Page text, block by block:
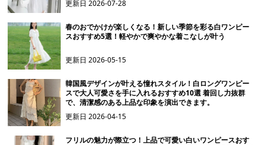
更新日2026-07-28
春のおでかけが楽しくなる！新しい季節を彩る白ワンピー
スおすすめ5選！軽やかで爽やかな着こなしが叶う
更新日2026-05-15
韓国風デザインが叶える憧れスタイル！白ロングワンピー
スで大人可愛さを手に入れるおすすめ10選 着回し力抜群
で、清潔感のある上品な印象を演出できます。
更新日2026-04-15
フリルの魅力が際立つ！上品で可愛い白いワンピースおす